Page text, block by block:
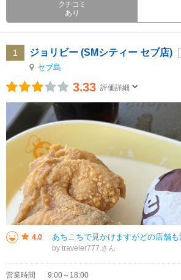
クチコミ
あり
1 ジョリビー (SMシティー セブ店)
セブ島
3.33 評価詳細
4.0
by traveler777
営業時間 9:00～18:00